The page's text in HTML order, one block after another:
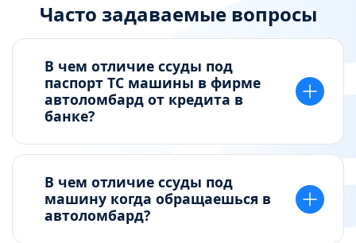
Часто задаваемые вопросы
В чем отличие ссуды под
паспорт ТС машины в фирме
автоломбард от кредита в
банке?
В чем отличие ссуды под
машину когда обращаешься в
автоломбард?